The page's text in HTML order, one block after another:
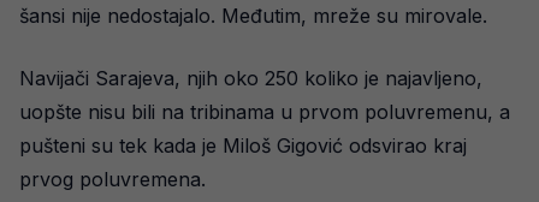
šansi nije nedostajalo. Međutim, mreže su mirovale.
Navijači Sarajeva, njih oko 250 koliko je najavljeno,
uopšte nisu bili na tribinama u prvom poluvremenu, a
pušteni su tek kada je Miloš Gigović odsvirao kraj
prvog poluvremena.